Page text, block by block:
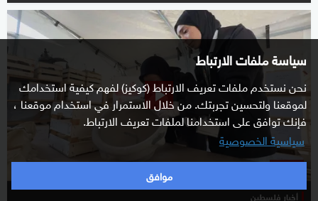
سياسة ملفات الارتباط
نحن نستخدم ملفات تعريف الارتباط (كوكيز) لفهم كيفية استخدامك
لموقعنا ولتحسين تجربتك. من خلال الاستمرار في استخدام موقعنا ،
فإنك توافق على استخدامنا لملفات تعريف الارتباط.
سياسية الخصوصية
موافق
02:36
أخبار فلسطين